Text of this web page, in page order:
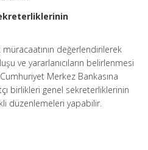
müracaatının değerlendirilerek
ve yararlanıcıların belirlenmesi
Merkez Bankasına
birlikleri genel sekreterliklerinin
düzenlemeleri yapabilir.